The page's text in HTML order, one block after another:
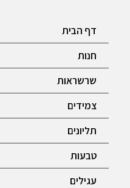
דף הבית
חנות
שרשראות
צמידים
תליונים
טבעות
עגילים